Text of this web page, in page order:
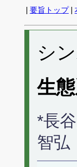
要旨トップ|
シ
生
*長
智弘